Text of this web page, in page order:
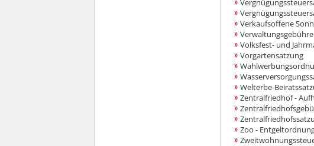
Verkaufsoffene
Volksfest- und
Vorgartensatzung
Welterbe-
Zentralfriedhof -
Zoo -